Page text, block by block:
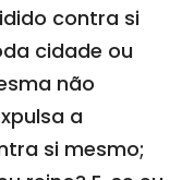
contra si
cidade ou
não
a
si mesmo;